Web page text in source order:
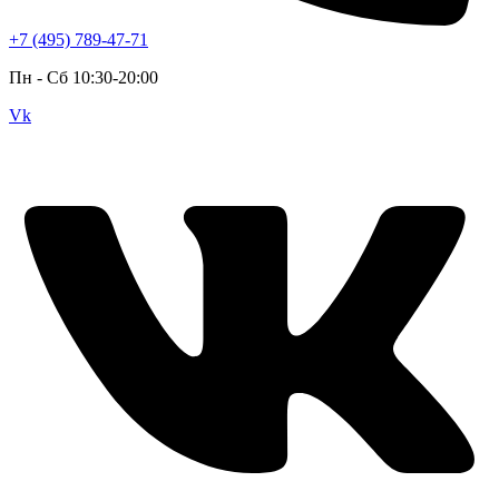
+7 (495) 789-47-71
Пн - Cб 10:30-20:00
Vk